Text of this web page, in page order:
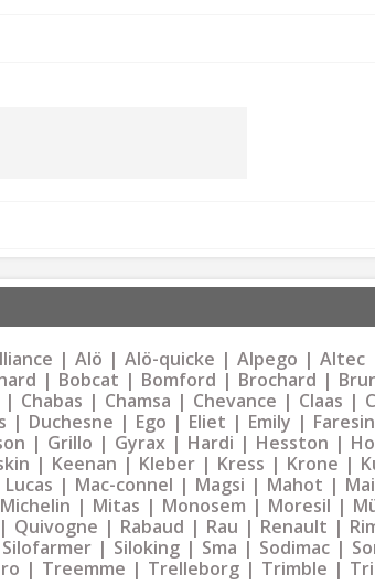
Alö Alö-quicke Alpego Altec
Bobcat Bomford Brochard
Chabas Chamsa Chevance Claas
Duchesne Ego Eliet Emily Faresin
Grillo Gyrax Hardi Hesston
Keenan Kleber Kress Krone
Lucas Mac-connel Magsi Mahot
Michelin Mitas Monosem Moresil
Quivogne Rabaud Rau Renault
Silofarmer Siloking Sma Sodimac
Treemme Trelleborg Trimble